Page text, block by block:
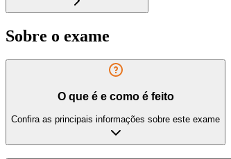
Sobre o exame
O que é e como é feito
Confira as principais informações sobre este exame